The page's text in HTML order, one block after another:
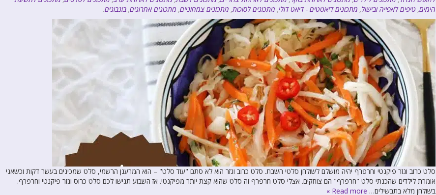
הימים, טיפים לאפייה ובישול, מתכונים דיאטטים - דיאט דולי, מתכונים לסוכות, מתכונים צמחוניים, מתכונים אחרונים, בונבונים.
סלט כרוב וגזר פיקנטי וחרפרף יהיה מושלם לשולחן סלטי השבת. סלט כרוב וגזר הוא לא סתם "עוד סלט" – הוא המרענן הרשמי, סלט שמכינים בעשר דקות וכשאני
אומרת לילדים שהכנתי סלט "חרפרף" הם צוחקים. אצלי סלט חרפרף זה סלט שהוא קצת יותר מפיקנטי. אז השבוע תגישו לכם סלט כרוס וגזר פיקנטי וחרפרף.
בשולחן מלא בתבשילים… Read more »